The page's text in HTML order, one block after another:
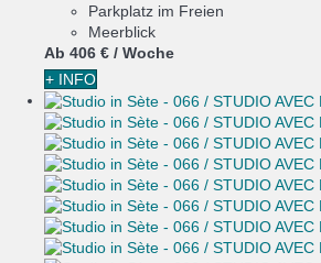
Parkplatz im Freien
Meerblick
Ab 406 € / Woche
+ INFO